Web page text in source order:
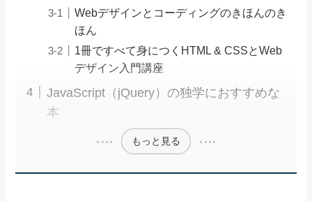
Webデザインとコーディングのきほんのき
ほん
1冊ですべて身につくHTML & CSSとWeb
デザイン入門講座
JavaScript（jQuery）の独学におすすめな
本
もっと見る